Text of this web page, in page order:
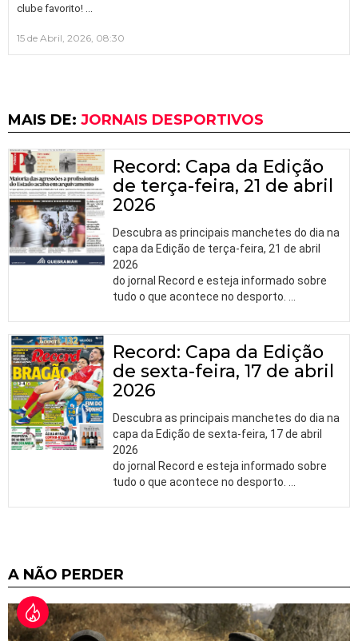
clube favorito!
15 de Abril, 2026, 08:30
MAIS DE: JORNAIS DESPORTIVOS
Record: Capa da Edição
de terça-feira, 21 de abril
2026
Descubra as principais manchetes do dia na
capa da Edição de terça-feira, 21 de abril
2026
do jornal Record e esteja informado sobre
tudo o que acontece no desporto.
Record: Capa da Edição
de sexta-feira, 17 de abril
2026
Descubra as principais manchetes do dia na
capa da Edição de sexta-feira, 17 de abril
2026
do jornal Record e esteja informado sobre
tudo o que acontece no desporto.
A NÃO PERDER